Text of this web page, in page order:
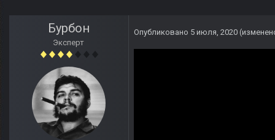
Бурбон
Эксперт
Опубликовано 5 июля, 2020